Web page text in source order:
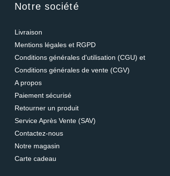
Notre société
Livraison
Mentions légales et RGPD
Conditions générales d'utilisation (CGU) et
Conditions générales de vente (CGV)
A propos
Paiement sécurisé
Retourner un produit
Service Après Vente (SAV)
Contactez-nous
Notre magasin
Carte cadeau